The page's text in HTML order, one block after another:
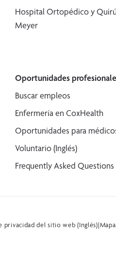
Hospital Ortopédico y
Meyer
Oportunidades
Buscar empleos
Enfermería en CoxHealth
Oportunidades para
Voluntario (Inglés)
Frequently Asked Questions
privacidad del sitio web (Inglés)|